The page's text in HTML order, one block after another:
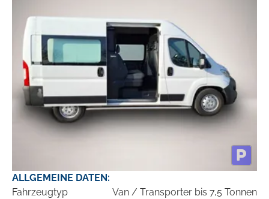
ALLGEMEINE DATEN:
Fahrzeugtyp
Van / Transporter bis 7,5 Tonnen